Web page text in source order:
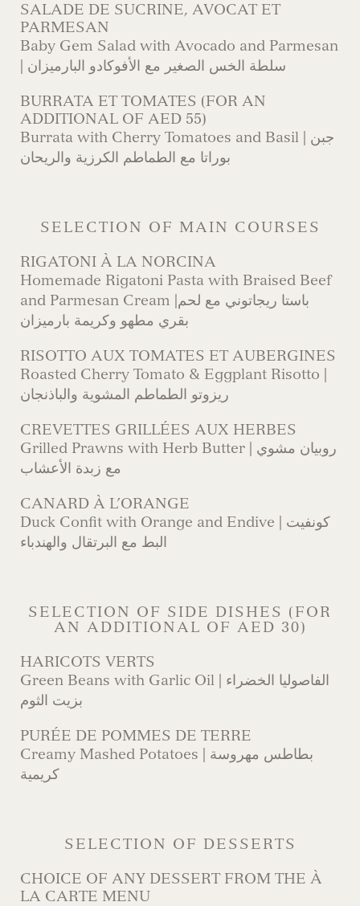
SALADE DE SUCRINE, AVOCAT ET
PARMESAN
Baby Gem Salad with Avocado and Parmesan
| سلطة الخس الصغير مع الأفوكادو البارميزان
BURRATA ET TOMATES (FOR AN
ADDITIONAL OF AED 55)
Burrata with Cherry Tomatoes and Basil | جبن
بوراتا مع الطماطم الكرزية والريحان
SELECTION OF MAIN COURSES
RIGATONI À LA NORCINA
Homemade Rigatoni Pasta with Braised Beef
and Parmesan Cream |باستا ريجاتوني مع لحم
بقري مطهو وكريمة بارميزان
RISOTTO AUX TOMATES ET AUBERGINES
Roasted Cherry Tomato & Eggplant Risotto |
ريزوتو الطماطم المشوية والباذنجان
CREVETTES GRILLÉES AUX HERBES
Grilled Prawns with Herb Butter | روبيان مشوي
مع زبدة الأعشاب
CANARD À L’ORANGE
Duck Confit with Orange and Endive | كونفيت
البط مع البرتقال والهندباء
SELECTION OF SIDE DISHES (FOR
AN ADDITIONAL OF AED 30)
HARICOTS VERTS
Green Beans with Garlic Oil | الفاصوليا الخضراء
بزيت الثوم
PURÉE DE POMMES DE TERRE
Creamy Mashed Potatoes | بطاطس مهروسة
كريمية
SELECTION OF DESSERTS
CHOICE OF ANY DESSERT FROM THE À
LA CARTE MENU